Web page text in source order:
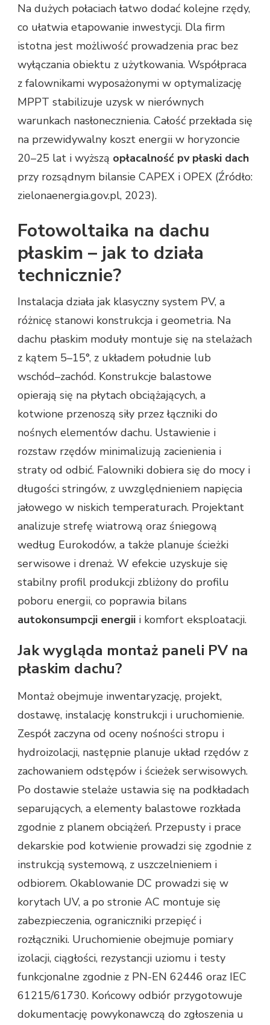
Na dużych połaciach łatwo dodać kolejne rzędy,
co ułatwia etapowanie inwestycji. Dla firm
istotna jest możliwość prowadzenia prac bez
wyłączania obiektu z użytkowania. Współpraca
z falownikami wyposażonymi w optymalizację
MPPT stabilizuje uzysk w nierównych
warunkach nasłonecznienia. Całość przekłada się
na przewidywalny koszt energii w horyzoncie
20–25 lat i wyższą opłacalność pv płaski dach
przy rozsądnym bilansie CAPEX i OPEX (Źródło:
zielonaenergia.gov.pl, 2023).
Fotowoltaika na dachu
płaskim – jak to działa
technicznie?
Instalacja działa jak klasyczny system PV, a
różnicę stanowi konstrukcja i geometria. Na
dachu płaskim moduły montuje się na stelażach
z kątem 5–15°, z układem południe lub
wschód–zachód. Konstrukcje balastowe
opierają się na płytach obciążających, a
kotwione przenoszą siły przez łączniki do
nośnych elementów dachu. Ustawienie i
rozstaw rzędów minimalizują zacienienia i
straty od odbić. Falowniki dobiera się do mocy i
długości stringów, z uwzględnieniem napięcia
jałowego w niskich temperaturach. Projektant
analizuje strefę wiatrową oraz śniegową
według Eurokodów, a także planuje ścieżki
serwisowe i drenaż. W efekcie uzyskuje się
stabilny profil produkcji zbliżony do profilu
poboru energii, co poprawia bilans
autokonsumpcji energii i komfort eksploatacji.
Jak wygląda montaż paneli PV na
płaskim dachu?
Montaż obejmuje inwentaryzację, projekt,
dostawę, instalację konstrukcji i uruchomienie.
Zespół zaczyna od oceny nośności stropu i
hydroizolacji, następnie planuje układ rzędów z
zachowaniem odstępów i ścieżek serwisowych.
Po dostawie stelaże ustawia się na podkładach
separujących, a elementy balastowe rozkłada
zgodnie z planem obciążeń. Przepusty i prace
dekarskie pod kotwienie prowadzi się zgodnie z
instrukcją systemową, z uszczelnieniem i
odbiorem. Okablowanie DC prowadzi się w
korytach UV, a po stronie AC montuje się
zabezpieczenia, ograniczniki przepięć i
rozłączniki. Uruchomienie obejmuje pomiary
izolacji, ciągłości, rezystancji uziomu i testy
funkcjonalne zgodnie z PN-EN 62446 oraz IEC
61215/61730. Końcowy odbiór przygotowuje
dokumentację powykonawczą do zgłoszenia u